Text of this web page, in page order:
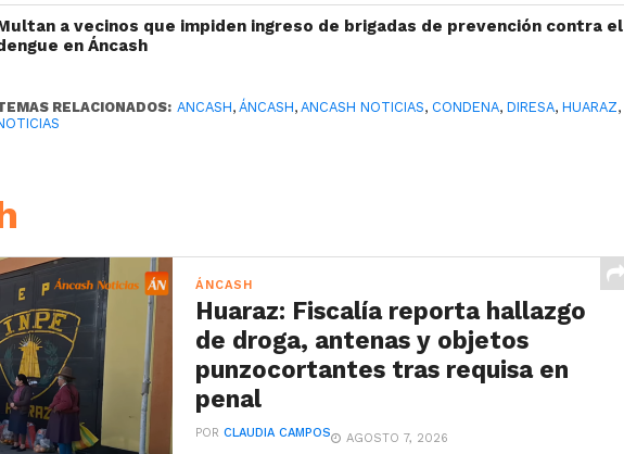
a vecinos que impiden ingreso de brigadas de prevención contra el
en Áncash
RELACIONADOS: ANCASH,ÁNCASH,ANCASH NOTICIAS, CONDENA,DIRESA,HUARAZ,
ÁNCASH
Huaraz: Fiscalía reporta hallazgo
de droga, antenas y objetos
punzocortantes tras requisa en
penal
PORCLAUDIA CAMPOS AGOSTO 7, 2026